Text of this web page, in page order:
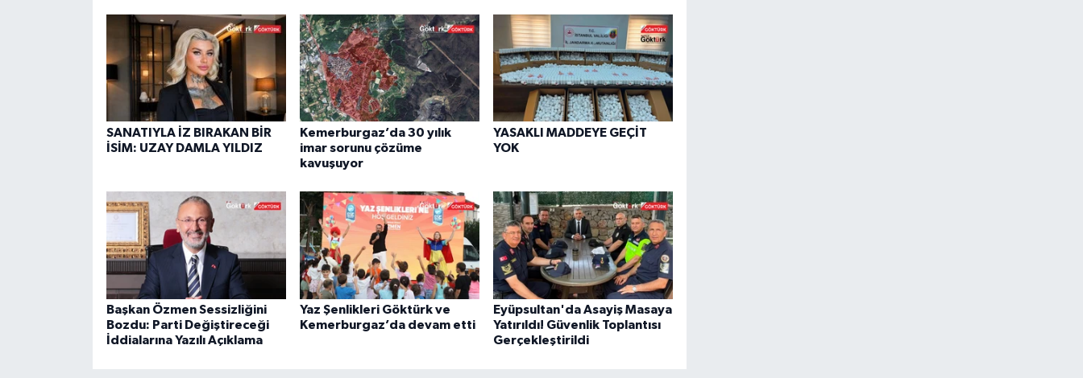
SANATIYLA İZ BIRAKAN BİR
İSİM: UZAY DAMLA YILDIZ
Kemerburgaz’da 30 yılık
imar sorunu çözüme
kavuşuyor
YASAKLI MADDEYE GEÇİT
YOK
Başkan Özmen Sessizliğini
Bozdu: Parti Değiştireceği
İddialarına Yazılı Açıklama
Yaz Şenlikleri Göktürk ve
Kemerburgaz’da devam etti
Eyüpsultan'da Asayiş Masaya
Yatırıldı! Güvenlik Toplantısı
Gerçekleştirildi